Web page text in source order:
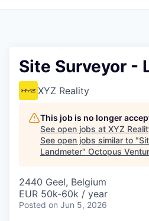
Site Surveyor -
XYZ Reality
This job is no longer
See open jobs at XYZ
See open jobs similar to "
Landmeter" Octopus
2440 Geel, Belgium
EUR 50k-60k / year
Posted on Jun 5, 2026